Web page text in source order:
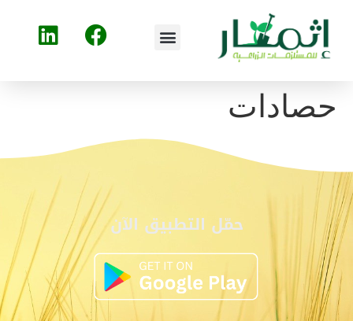
حصادات
حمّل التطبيق الآن